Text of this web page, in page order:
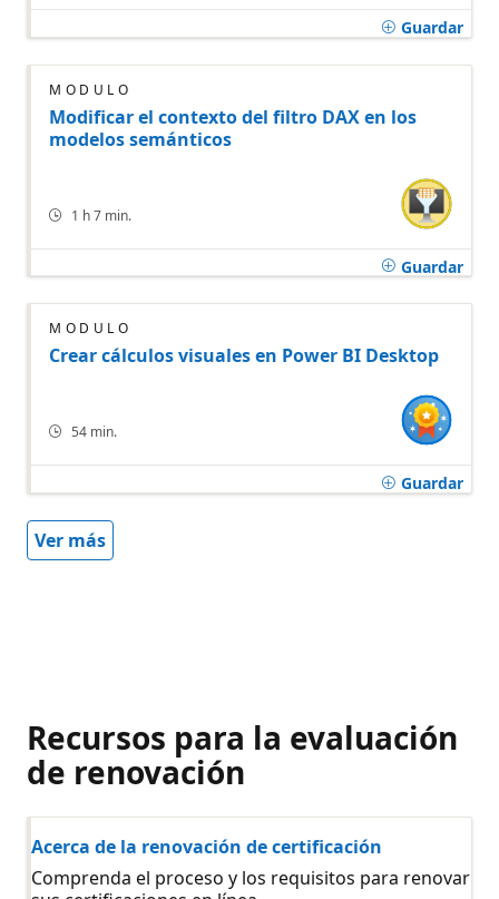
Guardar
MÓDULO
Modificar el contexto del filtro DAX en los
modelos semánticos
1 h 7 min.
Guardar
MÓDULO
Crear cálculos visuales en Power BI Desktop
54 min.
Guardar
Ver más
Recursos para la evaluación
de renovación
Acerca de la renovación de certificación
Comprenda el proceso y los requisitos para renovar